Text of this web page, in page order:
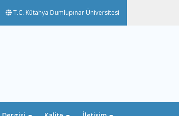
T.C. Kütahya Dumlupınar Üniversitesi